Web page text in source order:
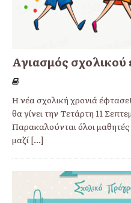
Αγιασμός σχολικού
Η νέα σχολική χρονιά
θα γίνει την Τετάρτη 11
Παρακαλούνται όλοι
μαζί [...]